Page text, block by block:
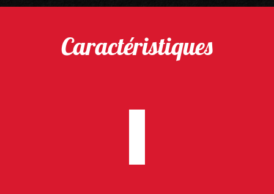
Caractéristiques